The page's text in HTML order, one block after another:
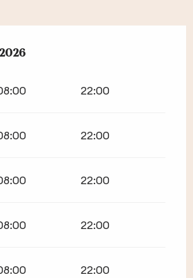
al31 ottobre 2026
22:00
22:00
22:00
22:00
22:00